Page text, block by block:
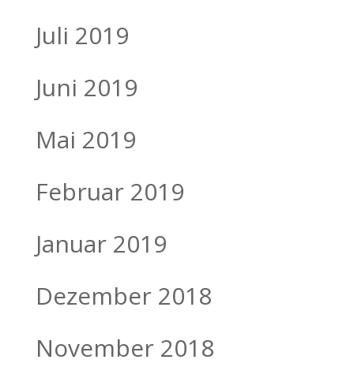
Juli 2019
Juni 2019
Mai 2019
Februar 2019
Januar 2019
Dezember 2018
November 2018